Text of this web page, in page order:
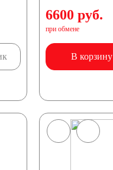
6600 руб.
при обмене
В корзину